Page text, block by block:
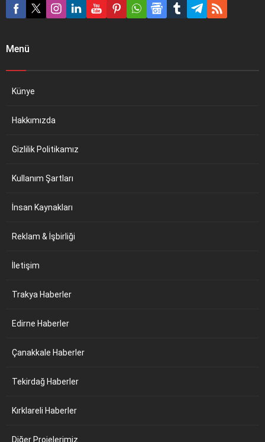
Menü
Künye
Hakkımızda
Gizlilik Politikamız
Kullanım Şartları
İnsan Kaynakları
Reklam & İşbirliği
İletişim
Trakya Haberler
Edirne Haberler
Çanakkale Haberler
Tekirdağ Haberler
Kırklareli Haberler
Diğer Projelerimiz